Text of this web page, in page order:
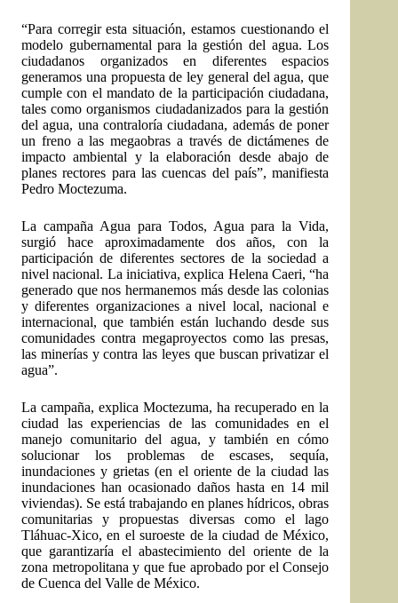
“Para corregir esta situación, estamos cuestionando el
modelo gubernamental para la gestión del agua. Los
ciudadanos organizados en diferentes espacios
generamos una propuesta de ley general del agua, que
cumple con el mandato de la participación ciudadana,
tales como organismos ciudadanizados para la gestión
del agua, una contraloría ciudadana, además de poner
un freno a las megaobras a través de dictámenes de
impacto ambiental y la elaboración desde abajo de
planes rectores para las cuencas del país”, manifiesta
Pedro Moctezuma.
La campaña Agua para Todos, Agua para la Vida,
surgió hace aproximadamente dos años, con la
participación de diferentes sectores de la sociedad a
nivel nacional. La iniciativa, explica Helena Caeri, “ha
generado que nos hermanemos más desde las colonias
y diferentes organizaciones a nivel local, nacional e
internacional, que también están luchando desde sus
comunidades contra megaproyectos como las presas,
las minerías y contra las leyes que buscan privatizar el
agua”.
La campaña, explica Moctezuma, ha recuperado en la
ciudad las experiencias de las comunidades en el
manejo comunitario del agua, y también en cómo
solucionar los problemas de escases, sequía,
inundaciones y grietas (en el oriente de la ciudad las
inundaciones han ocasionado daños hasta en 14 mil
viviendas). Se está trabajando en planes hídricos, obras
comunitarias y propuestas diversas como el lago
Tláhuac-Xico, en el suroeste de la ciudad de México,
que garantizaría el abastecimiento del oriente de la
zona metropolitana y que fue aprobado por el Consejo
de Cuenca del Valle de México.